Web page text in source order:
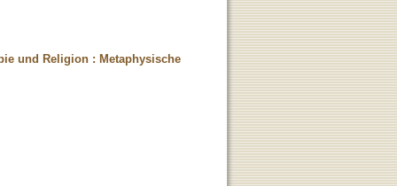
und Religion : Metaphysische